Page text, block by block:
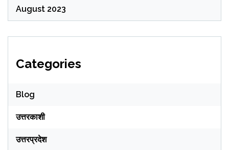
August 2023
Categories
Blog
उत्तरकाशी
उत्तरप्रदेश